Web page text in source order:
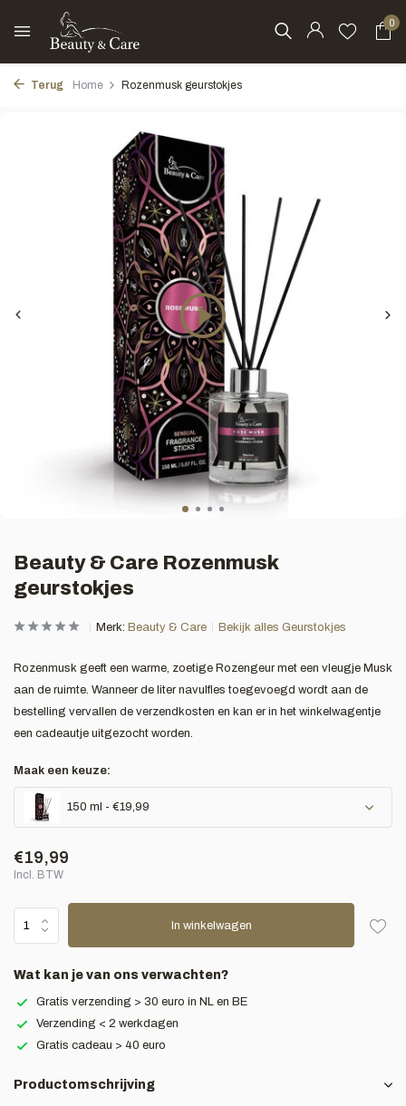
0
Terug Home Rozenmusk geurstokjes
Beauty & Care Rozenmusk
geurstokjes
Merk: Beauty & Care Bekijk alles Geurstokjes
Rozenmusk geeft een warme, zoetige Rozengeur met een vleugje Musk
aan de ruimte. Wanneer de liter navulfles toegevoegd wordt aan de
bestelling vervallen de verzendkosten en kan er in het winkelwagentje
een cadeautje uitgezocht worden.
Maak een keuze:
150 ml - €19,99
€19,99
Incl. BTW
In winkelwagen
Wat kan je van ons verwachten?
Gratis verzending > 30 euro in NL en BE
Verzending < 2 werkdagen
Gratis cadeau > 40 euro
Productomschrijving